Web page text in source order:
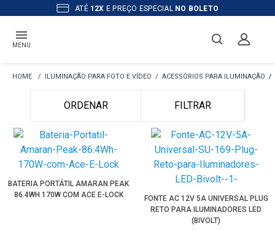
ATÉ 12X E PREÇO ESPECIAL NO BOLETO
MENU
ILUMINAÇÃO PARA FOTO E VÍDEO ACESSÓRIOS PARA ILUMINAÇÃO
ORDENAR FILTRAR
BATERIA PORTÁTIL AMARAN PEAK
86.4WH 170W COM ACE E-LOCK
FONTE AC 12V 5A UNIVERSAL PLUG
RETO PARA ILUMINADORES LED
(BIVOLT)